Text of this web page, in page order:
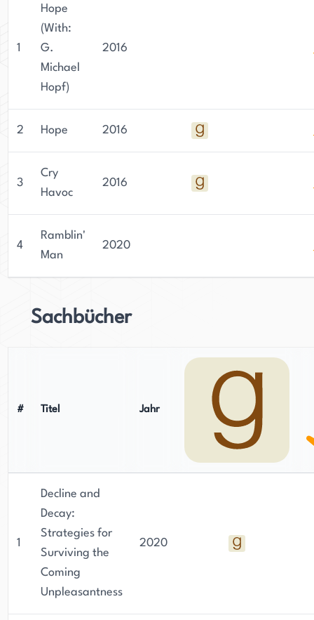
1
Hope
(With:
G.
Michael
Hopf)
2016
2 Hope 2016
3
Cry
Havoc
2016
4
Ramblin'
Man
2020
Sachbücher
# Titel Jahr
1
Decline and
Decay:
Strategies for
Surviving the
Coming
Unpleasantness
2020